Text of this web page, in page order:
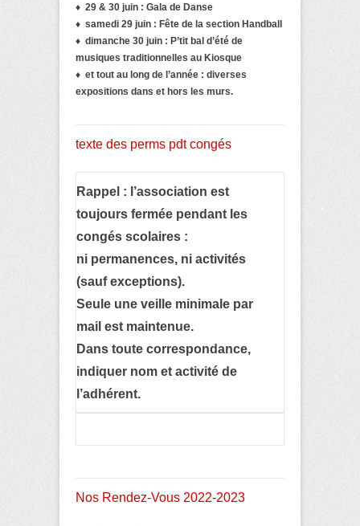
♦ 29 & 30 juin : Gala de Danse
♦ samedi 29 juin : Fête de la section Handball
♦ dimanche 30 juin : P’tit bal d’été de
musiques traditionnelles au Kiosque
♦ et tout au long de l’année : diverses
expositions dans et hors les murs.
texte des perms pdt congés
Rappel : l’association est
toujours fermée pendant les
congés scolaires :
ni permanences, ni activités
(sauf exceptions).
Seule une veille minimale par
mail est maintenue.
Dans toute correspondance,
indiquer nom et activité de
l’adhérent.
Nos Rendez-Vous 2022-2023